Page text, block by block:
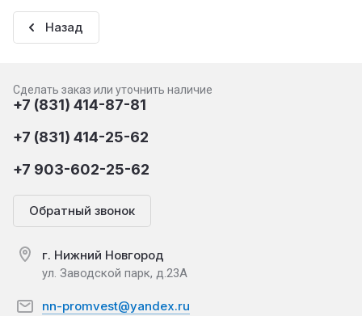
Назад
Сделать заказ или уточнить наличие
+7 (831) 414-87-81
+7 (831) 414-25-62
+7 903-602-25-62
Обратный звонок
г. Нижний Новгород
ул. Заводской парк, д.23А
nn-promvest@yandex.ru